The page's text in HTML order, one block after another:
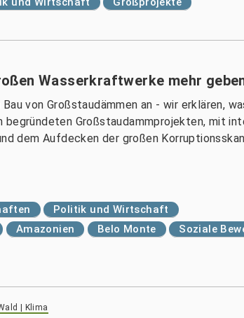
Wasserkraftwerke mehr
von Großstaudämmen an - wir erklären,
Großstaudammprojekten, mit
dem Aufdecken der großen
Politik und Wirtschaft
Amazonien Belo Monte Soziale
| Klima